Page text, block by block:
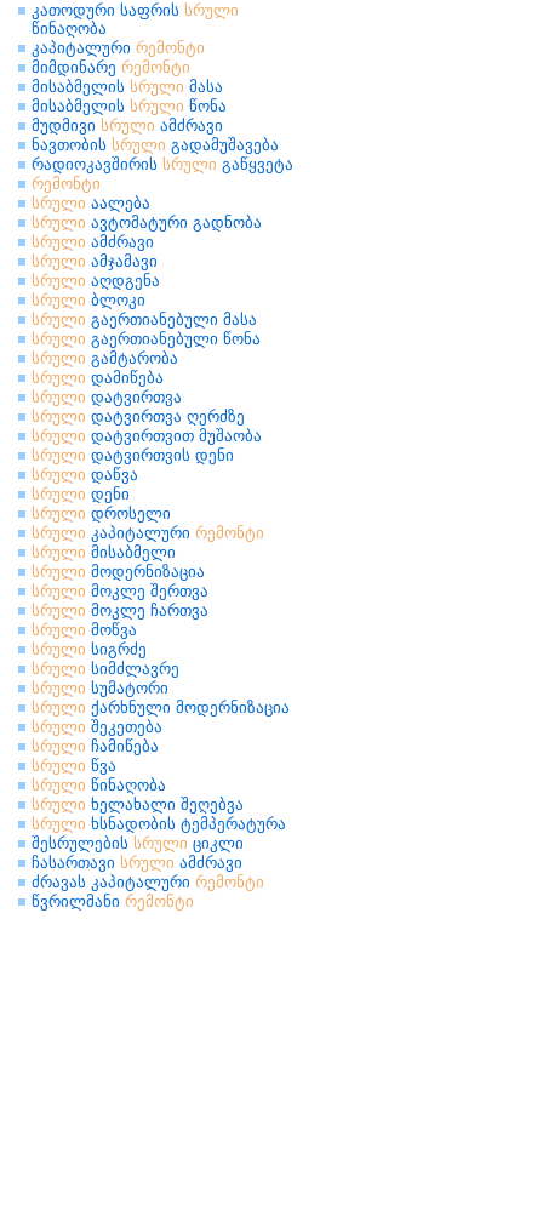
კათოდური საფრის სრული
წინაღობა
კაპიტალური რემონტი
მიმდინარე რემონტი
მისაბმელის სრული მასა
მისაბმელის სრული წონა
მუდმივი სრული ამძრავი
ნავთობის სრული გადამუშავება
რადიოკავშირის სრული გაწყვეტა
რემონტი
სრული აალება
სრული ავტომატური გადნობა
სრული ამძრავი
სრული ამჯამავი
სრული აღდგენა
სრული ბლოკი
სრული გაერთიანებული მასა
სრული გაერთიანებული წონა
სრული გამტარობა
სრული დამიწება
სრული დატვირთვა
სრული დატვირთვა ღერძზე
სრული დატვირთვით მუშაობა
სრული დატვირთვის დენი
სრული დაწვა
სრული დენი
სრული დროსელი
სრული კაპიტალური რემონტი
სრული მისაბმელი
სრული მოდერნიზაცია
სრული მოკლე შერთვა
სრული მოკლე ჩართვა
სრული მოწვა
სრული სიგრძე
სრული სიმძლავრე
სრული სუმატორი
სრული ქარხნული მოდერნიზაცია
სრული შეკეთება
სრული ჩამიწება
სრული წვა
სრული წინაღობა
სრული ხელახალი შეღებვა
სრული ხსნადობის ტემპერატურა
შესრულების სრული ციკლი
ჩასართავი სრული ამძრავი
ძრავას კაპიტალური რემონტი
წვრილმანი რემონტი